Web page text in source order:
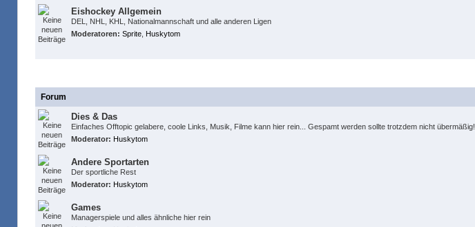
Eishockey Allgemein
DEL, NHL, KHL, Nationalmannschaft und alle anderen Ligen
Moderatoren: Sprite Huskytom
Forum
Dies & Das
Einfaches Offtopic gelabere, coole Links, Musik, Filme kann hier rein... Gespamt werden sollte trotzdem nicht übermäßig!
Moderator: Huskytom
Andere Sportarten
Der sportliche Rest
Moderator: Huskytom
Games
Managerspiele und alles ähnliche hier rein